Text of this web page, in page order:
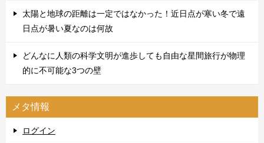
太陽と地球の距離は一定ではなかった！近日点が寒い冬で遠
日点が暑い夏なのは何故
どんなに人類の科学文明が進歩しても自由な星間旅行が物理
的に不可能な3つの壁
メタ情報
ログイン